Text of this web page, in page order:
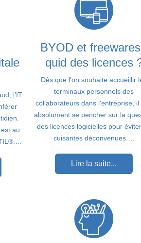
l’IT
au
BYOD et
quid des licences
Dès que l’on souhaite accueillir
terminaux personnels des
collaborateurs dans l'entreprise, il
absolument se pencher sur la
des licences logicielles pour
cuisantes déconvenues.…
Lire la suite...